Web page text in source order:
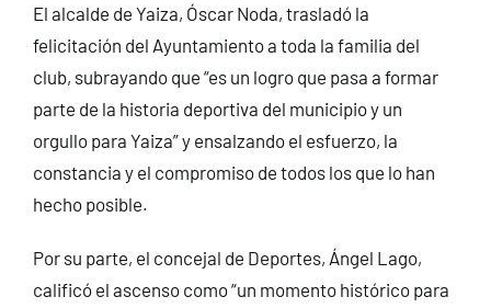
El alcalde de Yaiza, Óscar Noda, trasladó la
felicitación del Ayuntamiento a toda la familia del
club, subrayando que “es un logro que pasa a formar
parte de la historia deportiva del municipio y un
orgullo para Yaiza” y ensalzando el esfuerzo, la
constancia y el compromiso de todos los que lo han
hecho posible.
Por su parte, el concejal de Deportes, Ángel Lago,
calificó el ascenso como “un momento histórico para